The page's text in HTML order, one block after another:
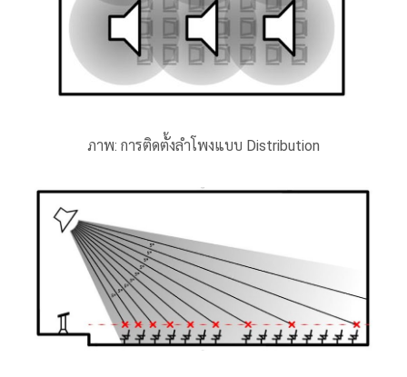
ภาพ: การติดตั้งลำโพงแบบ Distribution